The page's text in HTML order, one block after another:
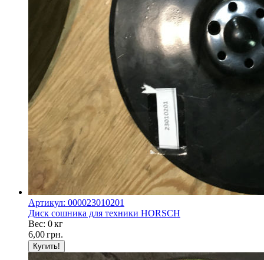
Артикул: 000023010201
Диск сошника для техники HORSCH
Вес: 0 кг
6,00грн.